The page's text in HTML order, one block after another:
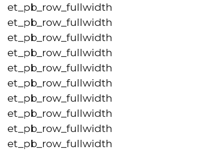
et_pb_row_fullwidth
et_pb_row_fullwidth
et_pb_row_fullwidth
et_pb_row_fullwidth
et_pb_row_fullwidth
et_pb_row_fullwidth
et_pb_row_fullwidth
et_pb_row_fullwidth
et_pb_row_fullwidth
et_pb_row_fullwidth